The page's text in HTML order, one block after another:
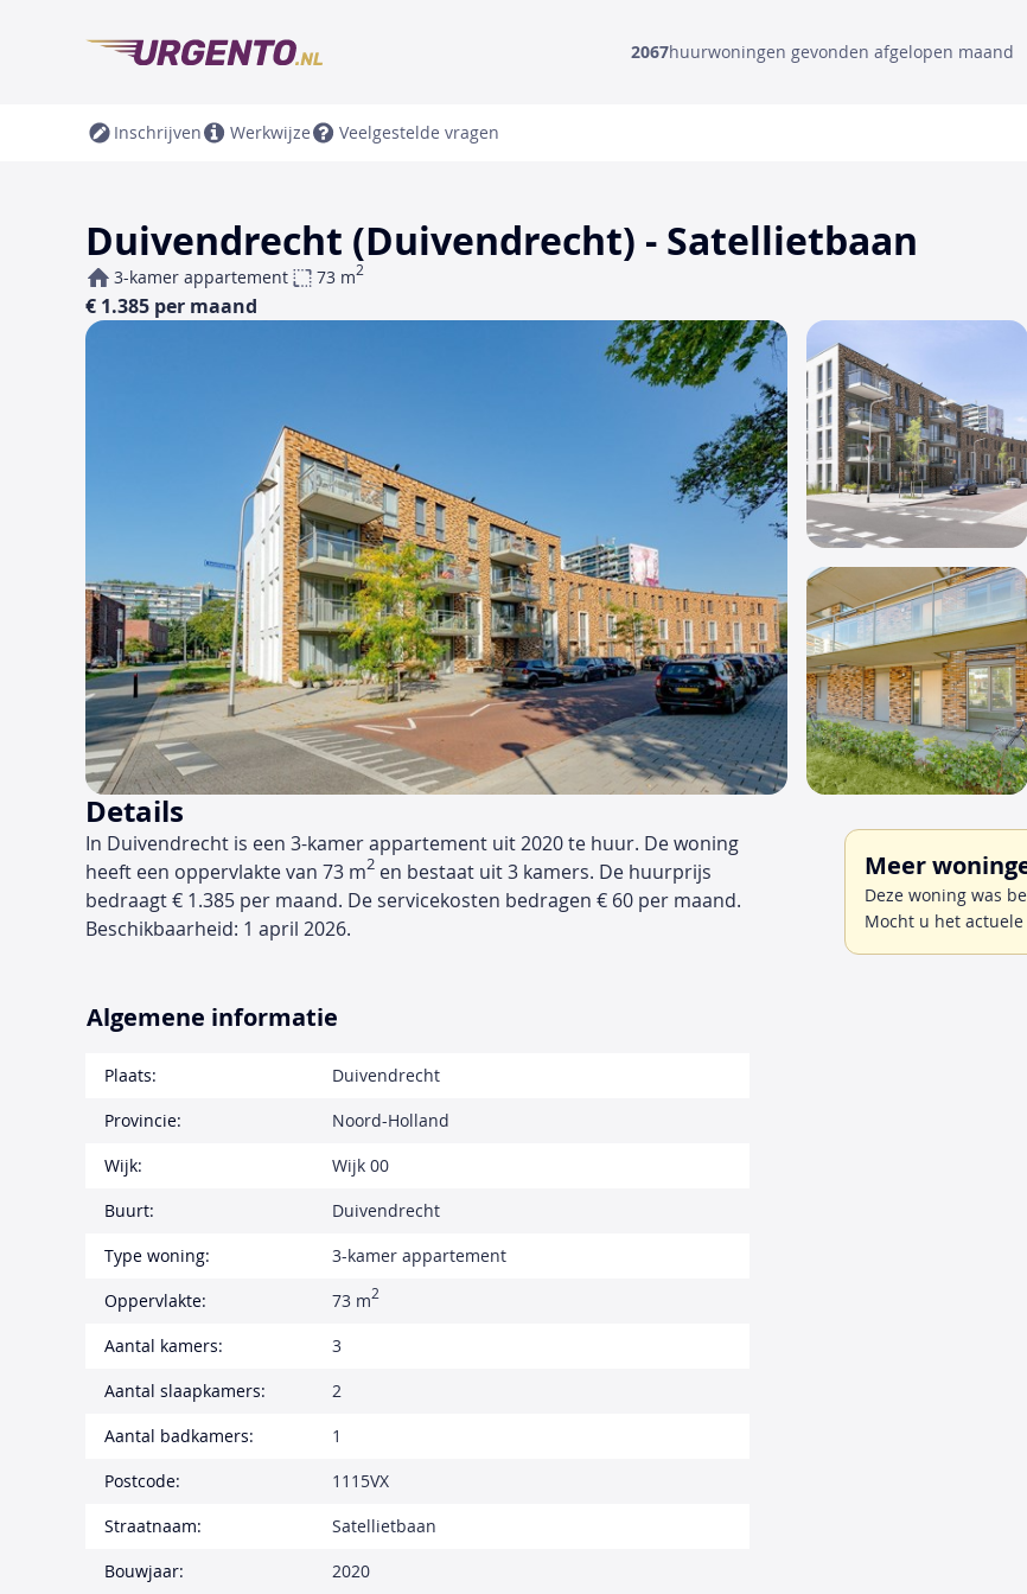
2067huurwoningen gevonden afgelopen maand
Inschrijven Werkwijze Veelgestelde vragen
Duivendrecht (Duivendrecht) - Satellietbaan
3-kamer appartement 73 m2
€ 1.385 per maand
Details
In Duivendrecht is een 3-kamer appartement uit 2020 te huur. De woning
heeft een oppervlakte van 73 m2 en bestaat uit 3 kamers. De huurprijs
bedraagt € 1.385 per maand. De servicekosten bedragen € 60 per maand.
Beschikbaarheid: 1 april 2026.
Meer
Deze woning was
Mocht u het
Algemene informatie
Plaats:
Duivendrecht
Provincie:
Noord-Holland
Wijk:
Wijk 00
Buurt:
Duivendrecht
Type woning:
3-kamer appartement
Oppervlakte:
73 m2
Aantal kamers:
3
Aantal slaapkamers:
2
Aantal badkamers:
1
Postcode:
1115VX
Straatnaam:
Satellietbaan
Bouwjaar:
2020